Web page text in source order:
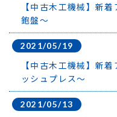
【中古木工機械】新
鉋盤～
2021/05/19
【中古木工機械】新
ッシュプレス～
2021/05/13